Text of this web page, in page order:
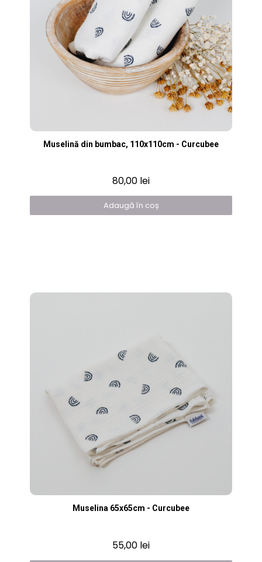
Vizualizare rapidă
Muselină din bumbac, 110x110cm - Curcubee
80,00 lei
Adaugă în coș
Vizualizare rapidă
Muselina 65x65cm - Curcubee
55,00 lei